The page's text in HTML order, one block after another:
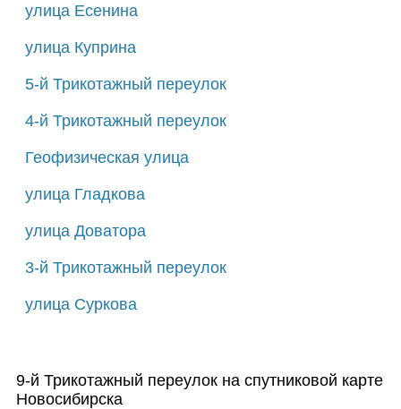
улица Есенина
улица Куприна
5-й Трикотажный переулок
4-й Трикотажный переулок
Геофизическая улица
улица Гладкова
улица Доватора
3-й Трикотажный переулок
улица Суркова
9-й Трикотажный переулок на спутниковой карте
Новосибирска